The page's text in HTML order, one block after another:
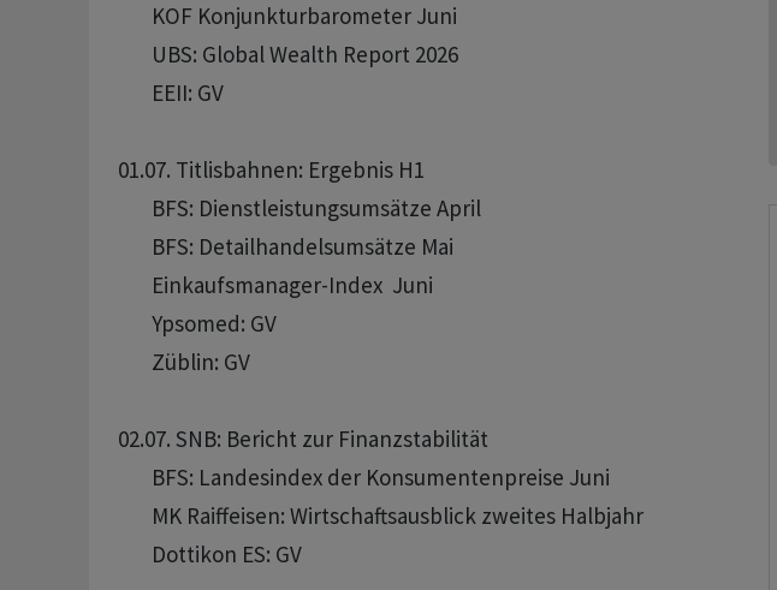
       KOF Konjunkturbarometer Juni
       UBS: Global Wealth Report 2026
       EEII: GV
01.07. Titlisbahnen: Ergebnis H1
       BFS: Dienstleistungsumsätze April
       BFS: Detailhandelsumsätze Mai
       Einkaufsmanager-Index  Juni
       Ypsomed: GV
       Züblin: GV
02.07. SNB: Bericht zur Finanzstabilität
       BFS: Landesindex der Konsumentenpreise Juni
       MK Raiffeisen: Wirtschaftsausblick zweites Halbjahr
       Dottikon ES: GV